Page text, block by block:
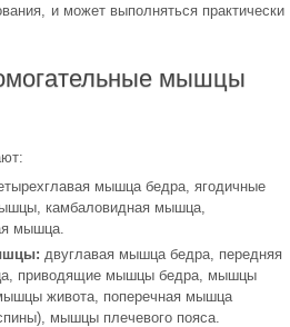
и может выполняться практически
мышцы
мышца бедра, ягодичные
камбаловидная мышца,
мышца.
двуглавая мышца бедра, передняя
приводящие мышцы бедра, мышцы
живота, поперечная мышца
мышцы плечевого пояса.